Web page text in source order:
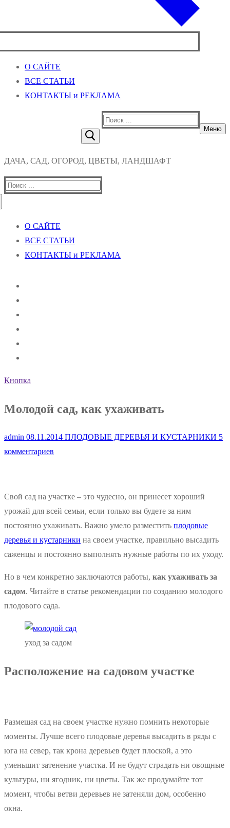
О САЙТЕ
ВСЕ СТАТЬИ
КОНТАКТЫ и РЕКЛАМА
Найти:
Меню
ДАЧА, САД, ОГОРОД, ЦВЕТЫ, ЛАНДШАФТ
Найти:
О САЙТЕ
ВСЕ СТАТЬИ
КОНТАКТЫ и РЕКЛАМА
Кнопка
Молодой сад, как ухаживать
admin 08.11.2014 ПЛОДОВЫЕ ДЕРЕВЬЯ И КУСТАРНИКИ 5
комментариев
Свой сад на участке – это чудесно, он принесет хороший
урожай для всей семьи, если только вы будете за ним
постоянно ухаживать. Важно умело разместить плодовые
деревья и кустарники на своем участке, правильно высадить
саженцы и постоянно выполнять нужные работы по их уходу.
Но в чем конкретно заключаются работы, как ухаживать за
садом. Читайте в статье рекомендации по созданию молодого
плодового сада.
уход за садом
Расположение на садовом участке
Размещая сад на своем участке нужно помнить некоторые
моменты. Лучше всего плодовые деревья высадить в ряды с
юга на север, так крона деревьев будет плоской, а это
уменьшит затенение участка. И не будут страдать ни овощные
культуры, ни ягодник, ни цветы. Так же продумайте тот
момент, чтобы ветви деревьев не затеняли дом, особенно
окна.